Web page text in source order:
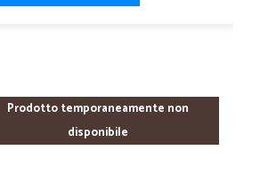
Prodotto temporaneamente non
disponibile